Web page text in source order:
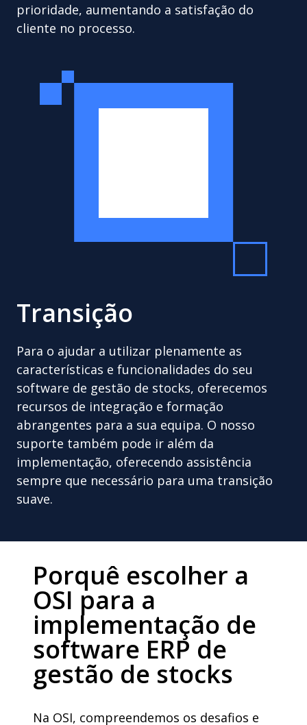
prioridade, aumentando a satisfação do
cliente no processo.
Transição
Para o ajudar a utilizar plenamente as
características e funcionalidades do seu
software de gestão de stocks, oferecemos
recursos de integração e formação
abrangentes para a sua equipa. O nosso
suporte também pode ir além da
implementação, oferecendo assistência
sempre que necessário para uma transição
suave.
Porquê escolher a
OSI para a
implementação de
software ERP de
gestão de stocks
Na OSI, compreendemos os desafios e